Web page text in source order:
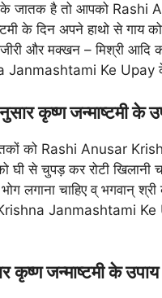
के जातक है तो आपको
के दिन अपने हाथो से गाय
और मक्खन – मिश्री
Ke Upay के
कृष्ण जन्माष्टमी के
को Rashi Anusar
घी से चुपड़ कर रोटी खिलानी
लगाना चाहिए व् भगवान्
Janmashtami Ke
कृष्ण जन्माष्टमी के उपाय